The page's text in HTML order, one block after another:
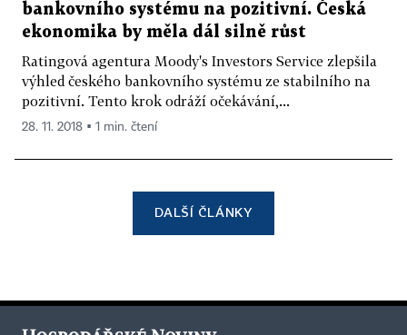
bankovního systému na pozitivní. Česká
ekonomika by měla dál silně růst
Ratingová agentura Moody's Investors Service zlepšila
výhled českého bankovního systému ze stabilního na
pozitivní. Tento krok odráží očekávání,...
28. 11. 2018 ▪ 1 min. čtení
DALŠÍ ČLÁNKY